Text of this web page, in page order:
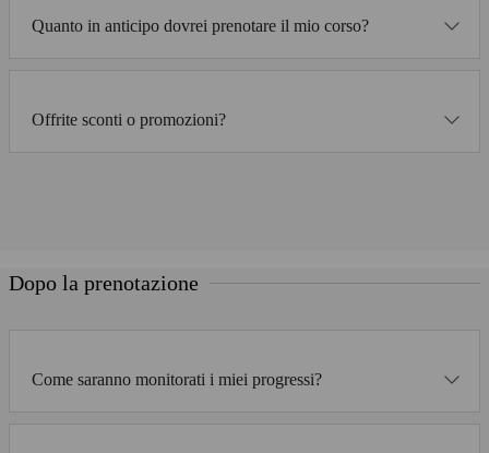
Quanto in anticipo dovrei prenotare il mio corso?
Offrite sconti o promozioni?
Dopo la prenotazione
Come saranno monitorati i miei progressi?